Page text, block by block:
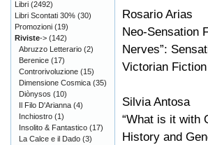
Rosario Arias
Neo-Sensation
Nerves”:
Victorian Fiction
Silvia Antosa
“What is it with
History and
Libri (2492)
Libri Scontati 30% (30)
Promozioni (19)
Riviste-> (142)
Abruzzo Letterario (2)
Berenice (17)
Controrivoluzione (15)
Dimensione Cosmica (35)
Diònysos (10)
Il Filo D'Arianna (4)
Inchiostro (1)
Insolito & Fantastico (17)
La Calce e il Dado (3)